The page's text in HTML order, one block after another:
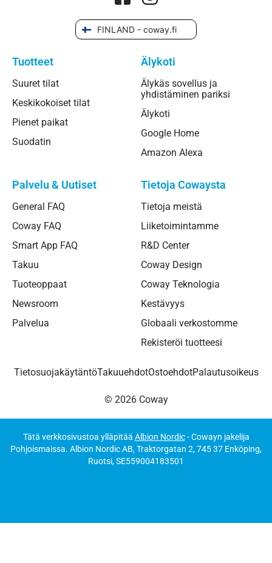
FINLAND - coway.fi
Tuotteet
Suuret tilat
Keskikokoiset tilat
Pienet paikat
Suodatin
Älykoti
Älykäs sovellus ja
yhdistäminen pariksi
Älykoti
Google Home
Amazon Alexa
Palvelu & Uutiset
General FAQ
Coway FAQ
Smart App FAQ
Takuu
Tuoteoppaat
Newsroom
Palvelua
Tietoja Cowaysta
Tietoja meistä
Liiketoimintamme
R&D Center
Coway Design
Coway Teknologia
Kestävyys
Globaali verkostomme
Rekisteröi tuotteesi
© 2026 Coway
TietosuojakäytäntöTakuuehdotOstoehdotPalautusoikeus
Tätä verkkosivustoa ylläpitää Albion Nordic- Cowayn jakelija
Pohjoismaissa. Albion Nordic AB, Traktorgatan 2, 745 37 Enköping,
Ruotsi, SE559004183501